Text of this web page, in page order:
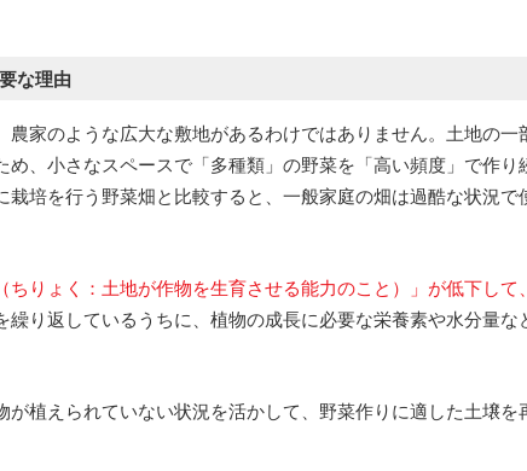
な理由
農家のような広大な敷地があるわけではありません。土地の一
め、小さなスペースで「多種類」の野菜を「高い頻度」で作り
栽培を行う野菜畑と比較すると、一般家庭の畑は過酷な状況で
ちりょく：土地が作物を生育させる能力のこと）」が低下し
繰り返しているうちに、植物の成長に必要な栄養素や水分量な
が植えられていない状況を活かして、野菜作りに適した土壌を